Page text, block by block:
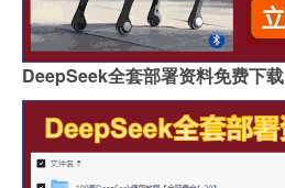
DeepSeek全套部署资料免费下载